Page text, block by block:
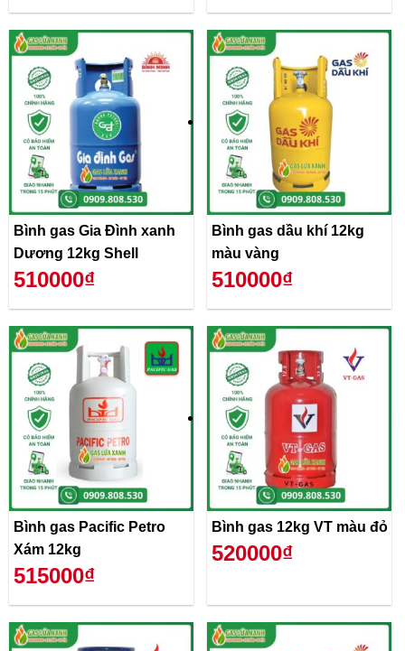
Bình gas Gia Đình xanh
Dương 12kg Shell
510000₫
Bình gas dầu khí 12kg
màu vàng
510000₫
Bình gas Pacific Petro
Xám 12kg
515000₫
Bình gas 12kg VT màu đỏ
520000₫